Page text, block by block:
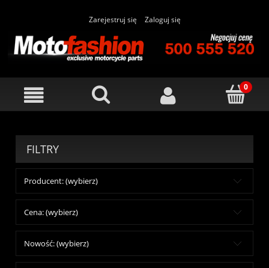
Zarejestruj się Zaloguj się
FILTRY
Producent: (wybierz)
Cena: (wybierz)
Nowość: (wybierz)